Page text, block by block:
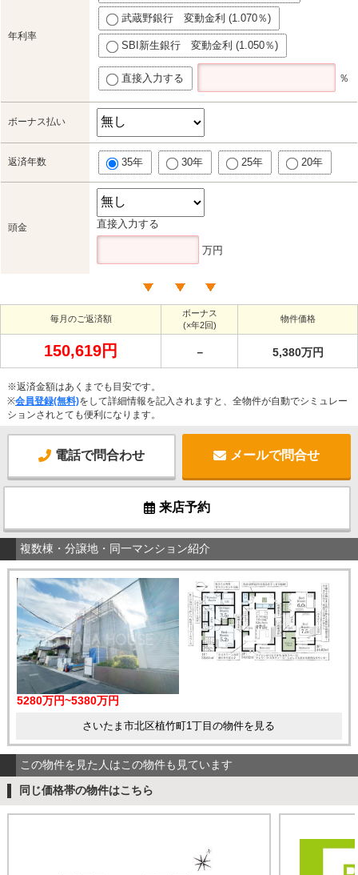
年利率
武蔵野銀行 変動金利 (1.070％)
SBI新生銀行 変動金利 (1.050％)
直接入力する ％
ボーナス払い
返済年数 35年 30年 25年 20年
頭金 直接入力する
万円
毎月のご返済額
ボーナス
(×年2回)
物件価格
150,619円 － 5,380万円
※返済金額はあくまでも目安です。
※会員登録(無料)をして詳細情報を記入されますと、全物件が自動でシミュレー
ションされとても便利になります。
電話で問合わせ メールで問合せ
来店予約
複数棟・分譲地・同一マンション紹介
5280万円~5380万円
さいたま市北区植竹町1丁目の物件を見る
この物件を見た人はこの物件も見ています
同じ価格帯の物件はこちら